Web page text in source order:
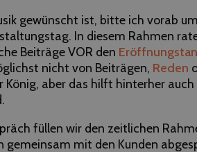
gewünscht ist, bitte ich vorab
In diesem Rahmen
Beiträge VOR den
nicht von Beiträgen, Reden
König, aber das hilft hinterher
füllen wir den zeitlichen
gemeinsam mit den Kunden